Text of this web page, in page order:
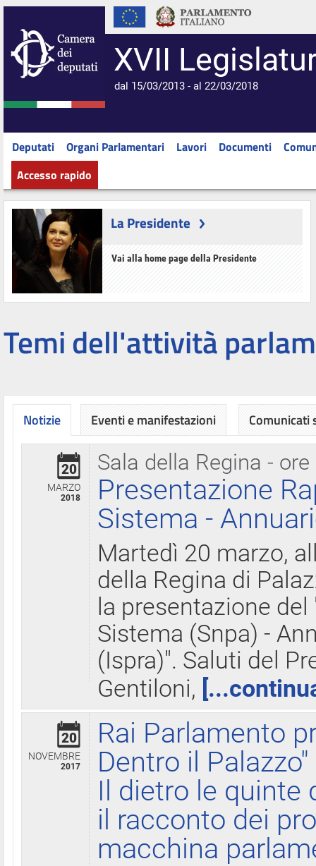
XVII
dal 15/03/2013 - al 22/03/2018
Deputati Organi Parlamentari Lavori Documenti
Accesso rapido
La Presidente
Vai alla home page della Presidente
Temi dell'attività
Notizie
Sala della Regina - ore
20
MARZO
2018
Presentazione
Sistema -
Martedì 20 marzo,
della Regina di
la presentazione
Sistema (Snpa) -
(Ispra)". Saluti del
Gentiloni,
20
NOVEMBRE
2017
Rai Parlamento
Dentro il Palazzo"
Il dietro le quinte
il racconto dei
macchina
Eventi e manifestazioni Comunicati